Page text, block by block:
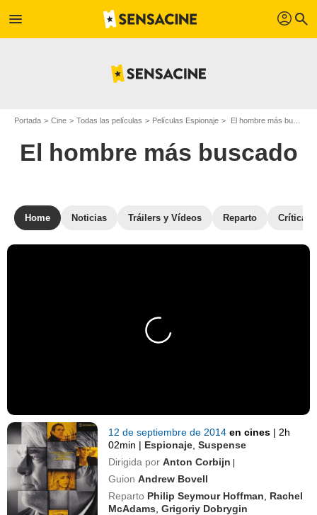
menu profil search
Portada Cine Todas las películas Películas Espionaje El hombre más buscado
El hombre más buscado
Home Noticias Tráilers y Vídeos Reparto Críticas
12 de septiembre de 2014en cines | 2h
02min | Espionaje ,Suspense
Dirigida por Anton Corbijn |
Guion Andrew Bovell
Reparto Philip Seymour Hoffman
Rachel
McAdams ,Grigoriy Dobrygin